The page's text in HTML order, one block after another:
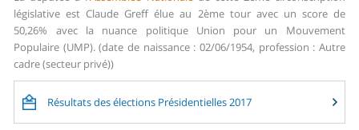
législative est Claude Greff élue au 2ème tour avec un score de
50,26% avec la nuance politique Union pour un Mouvement
Populaire (UMP). (date de naissance : 02/06/1954, profession : Autre
cadre (secteur privé))
Résultats des élections Présidentielles 2017